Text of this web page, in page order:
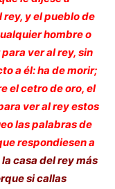
rey, y el pueblo de
hombre o
ver al rey, sin
a él: ha de morir;
el cetro de oro, el
ver al rey estos
las palabras de
respondiesen a
casa del rey más
si callas